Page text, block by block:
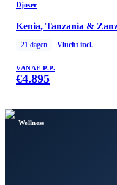
Djoser
Kenia, Tanzania &
21 dagen Vlucht incl.
VANAF P.P.
€4.895
Wellness